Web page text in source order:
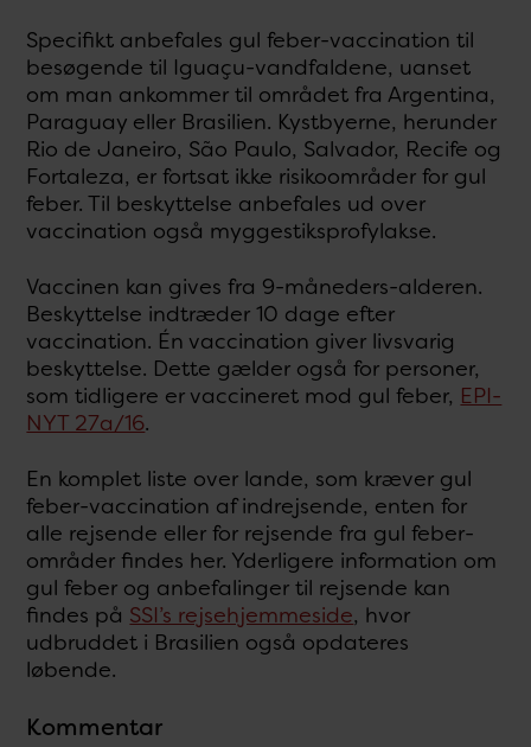
Specifikt anbefales gul feber-vaccination til
besøgende til Iguaçu-vandfaldene, uanset
om man ankommer til området fra Argentina,
Paraguay eller Brasilien. Kystbyerne, herunder
Rio de Janeiro, São Paulo, Salvador, Recife og
Fortaleza, er fortsat ikke risikoområder for gul
feber. Til beskyttelse anbefales ud over
vaccination også myggestiksprofylakse.
Vaccinen kan gives fra 9-måneders-alderen.
Beskyttelse indtræder 10 dage efter
vaccination. Én vaccination giver livsvarig
beskyttelse. Dette gælder også for personer,
som tidligere er vaccineret mod gul feber, EPI-
NYT 27a/16.
En komplet liste over lande, som kræver gul
feber-vaccination af indrejsende, enten for
alle rejsende eller for rejsende fra gul feber-
områder findes her. Yderligere information om
gul feber og anbefalinger til rejsende kan
findes på SSI’s rejsehjemmeside, hvor
udbruddet i Brasilien også opdateres
løbende.
Kommentar